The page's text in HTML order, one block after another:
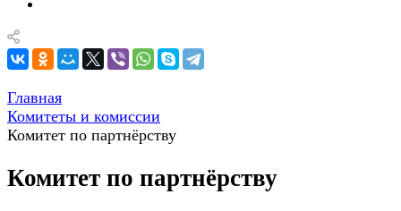
Главная
Комитеты и комиссии
Комитет по партнёрству
Комитет по партнёрству